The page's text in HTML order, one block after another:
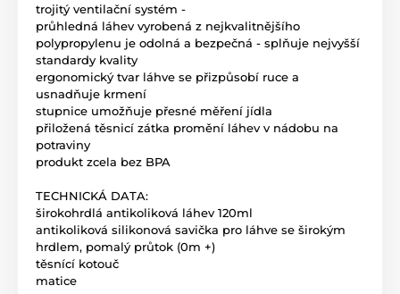
trojitý ventilační systém -
průhledná láhev vyrobená z nejkvalitnějšího
polypropylenu je odolná a bezpečná - splňuje nejvyšší
standardy kvality
ergonomický tvar láhve se přizpůsobí ruce a
usnadňuje krmení
stupnice umožňuje přesné měření jídla
přiložená těsnicí zátka promění láhev v nádobu na
potraviny
produkt zcela bez BPA
TECHNICKÁ DATA:
širokohrdlá antikoliková láhev 120ml
antikoliková silikonová savička pro láhve se širokým
hrdlem, pomalý průtok (0m +)
těsnící kotouč
matice